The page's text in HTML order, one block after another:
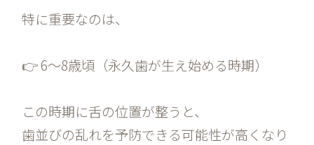
特に重要なのは、
👉 6〜8歳頃（永久歯が生え始める時期）
この時期に舌の位置が整うと、
歯並びの乱れを予防できる可能性が高くなり